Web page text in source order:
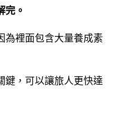
完。
為裡面包含大量養成素
鍵，可以讓旅人更快達